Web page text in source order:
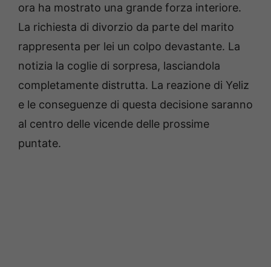
ora ha mostrato una grande forza interiore.
La richiesta di divorzio da parte del marito
rappresenta per lei un colpo devastante. La
notizia la coglie di sorpresa, lasciandola
completamente distrutta. La reazione di Yeliz
e le conseguenze di questa decisione saranno
al centro delle vicende delle prossime
puntate.